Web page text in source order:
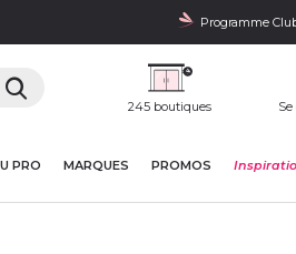
Programme
245 boutiques
PRO MARQUES PROMOS